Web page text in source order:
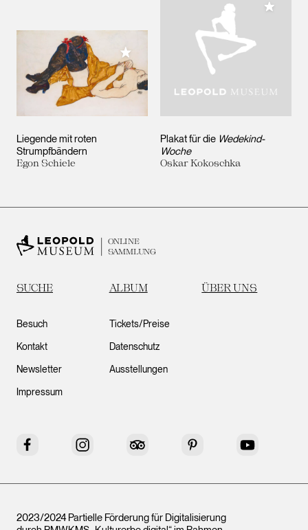
Liegende mit roten
Strumpfbändern
Egon Schiele
Meiner Sammlung hinzufügen
Plakat für die Wedekind-
Woche
Oskar Kokoschka
Meiner
ONLINE
SAMMLUNG
SUCHE ALBUM ÜBER UNS
Besuch
Kontakt
Newsletter
Impressum
Tickets/Preise
Datenschutz
Ausstellungen
Facebook Instagram Tripadvisor Pinterest YouTube
2023/2024 Partielle Förderung für Digitalisierung